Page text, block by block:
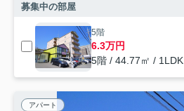
募集中の部屋
5階
6.3万円
5階 / 44.77㎡ / 1LDK
アパート